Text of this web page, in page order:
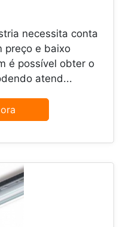
necessita conta
preço e baixo
é possível obter o
atend...